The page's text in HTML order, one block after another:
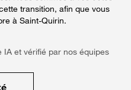
transition, afin que vous
à Saint-Quirin.
IA et vérifié par nos équipes